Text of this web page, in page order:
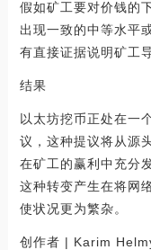
假如矿工要对价钱的
出现一致的中等水平
有直接证据说明矿工
结果
以太坊挖币正处在一
议，这种提议将从源
在矿工的赢利中充分
这种转变产生在将网
使状况更为繁杂。
创作者 | Karim